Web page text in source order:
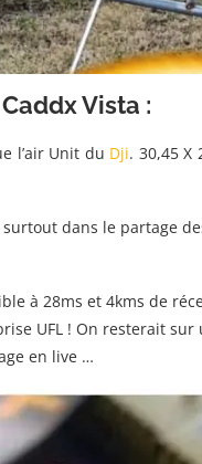
Vista :
l’air Unit du Dji. 30,45
dans le partage
à 28ms et 4kms de
UFL ! On resterait
en live …